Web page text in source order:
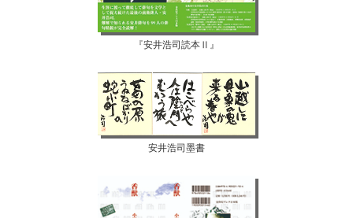
『安井浩司読本Ⅱ』
安井浩司墨書